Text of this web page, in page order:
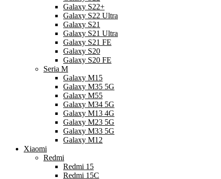
Galaxy S22+
Galaxy S22 Ultra
Galaxy S21
Galaxy S21 Ultra
Galaxy S21 FE
Galaxy S20
Galaxy S20 FE
Seria M
Galaxy M15
Galaxy M35 5G
Galaxy M55
Galaxy M34 5G
Galaxy M13 4G
Galaxy M23 5G
Galaxy M33 5G
Galaxy M12
Xiaomi
Redmi
Redmi 15
Redmi 15C